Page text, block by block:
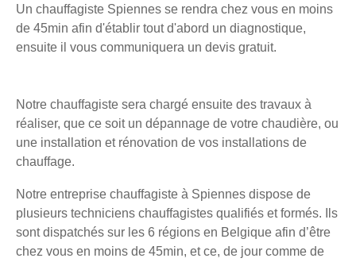
Un chauffagiste Spiennes se rendra chez vous en moins
de 45min afin d'établir tout d'abord un diagnostique,
ensuite il vous communiquera un devis gratuit.
Notre chauffagiste sera chargé ensuite des travaux à
réaliser, que ce soit un dépannage de votre chaudière, ou
une installation et rénovation de vos installations de
chauffage.
Notre entreprise chauffagiste à Spiennes dispose de
plusieurs techniciens chauffagistes qualifiés et formés. Ils
sont dispatchés sur les 6 régions en Belgique afin d’être
chez vous en moins de 45min, et ce, de jour comme de